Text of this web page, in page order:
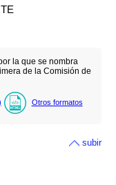
la que se nombra
de la Comisión de
Otros formatos
subir